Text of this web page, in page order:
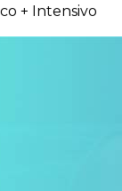
+ Intensivo